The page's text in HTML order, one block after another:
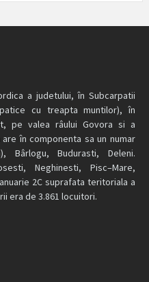
a judetului, în Subcarpatii
cu treapta muntilor), în
pe valea râului Govora si a
în componenta sa un numar
Bârlogu, Budurasti, Deleni.
Neghinesti, Pisc–Mare,
2C suprafata teritoriala a
era de 3.861 locuitori.